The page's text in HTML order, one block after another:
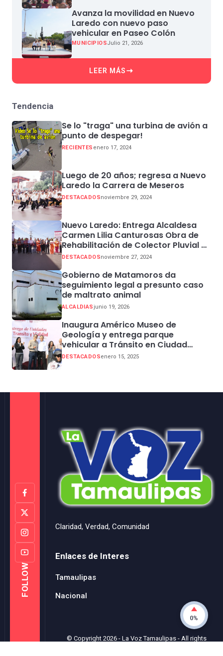
Avanza la movilidad en Nuevo
Laredo con nuevo paso
vehicular en Paseo Colón
MUNICIPIOSJulio 21, 2026
LEER MÁS
Tendencia
Se lo "traga" una turbina de avión a
punto de despegar!
RECIENTES enero 17, 2024
Luego de 20 años; regresa a Nuevo
Laredo la Carrera de Meseros
DESTACADOSnoviembre 29, 2024
Nuevo Laredo: Entrega Alcaldesa
Carmen Lilia Canturosas Obra de
Rehabilitación de Colector Pluvial en
Sector Centro
DESTACADOSnoviembre 27, 2024
Gobierno de Matamoros da
seguimiento legal a presunto caso
de maltrato animal
ALCALDIASjunio 19, 2026
Inaugura Américo Museo de
Geología y entrega parque
vehicular a Tránsito en Ciudad
Madero
DESTACADOSenero 15, 2025
FOLLOW
Claridad, Verdad, Comunidad
Enlaces de Interes
Tamaulipas
Nacional
© Copyright2026 -La Voz Tamaulipas - All rights
0%